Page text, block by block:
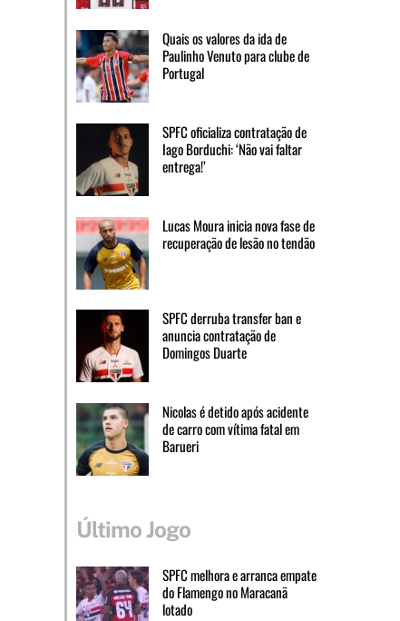
Quais os valores da ida de
Paulinho Venuto para clube de
Portugal
SPFC oficializa contratação de
Iago Borduchi: ‘Não vai faltar
entrega!’
Lucas Moura inicia nova fase de
recuperação de lesão no tendão
SPFC derruba transfer ban e
anuncia contratação de
Domingos Duarte
Nicolas é detido após acidente
de carro com vítima fatal em
Barueri
Último Jogo
SPFC melhora e arranca empate
do Flamengo no Maracanã
lotado